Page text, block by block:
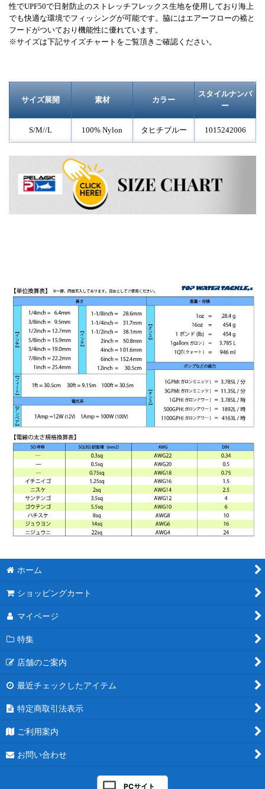
性でUPF50で日射防止のストレッチフレックス生地を使用しており海上
でも快適な環境でフィッシングが可能です。脇にはエアーフローの襠と
フードがついており機能性に優れています。
※サイズは下記サイズチャートをご覧頂きご確認ください。
サイズ展開 素材 カラー
スタイルナンバ
ー
S/M//L 100% Nylon タヒチブルー 1015242006
ホーム
ショッピングカート
マイページ
特集
店舗のご案内
最近チェックしたアイテム
特定商取引法表示
ご利用案内
お問い合わせ
PCサイト